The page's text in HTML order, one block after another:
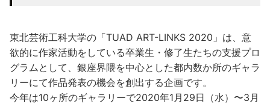
東北芸術工科大学の「TUAD ART-LINKS 2020」は、意
欲的に作家活動をしている卒業生・修了生たちの支援プロ
グラムとして、銀座界隈を中心とした都内数か所のギャラ
リーにて作品発表の機会を創出する企画です。
今年は10ヶ所のギャラリーで2020年1月29日（水）〜3月